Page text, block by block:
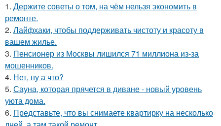
1. Держите советы о том, на чём нельзя экономить в
ремонте.
2. Лайфхаки, чтобы поддерживать чистоту и красоту в
вашем жилье.
3. Пенсионер из Москвы лишился 71 миллиона из-за
мошенников.
4. Нет, ну а что?
5. Сауна, которая прячется в диване - новый уровень
уюта дома.
6. Представьте, что вы снимаете квартирку на несколько